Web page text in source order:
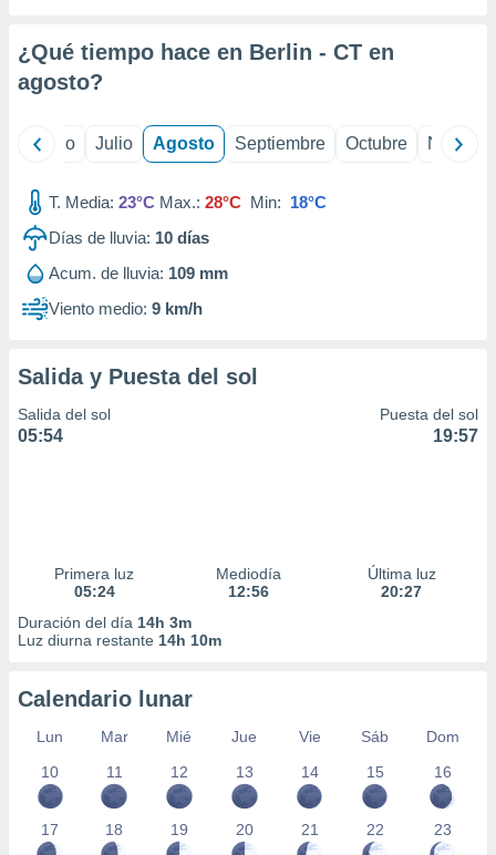
e
de
¿Qué tiempo hace en Berlin - CT en
agosto?
Junio Julio Agosto Septiembre Octubre
T. Media: 23°C Max.: 28°C Min: 18°C
Días de lluvia: 10 días
Acum. de lluvia: 109 mm
Viento medio: 9 km/h
Salida y Puesta del sol
Salida del sol
05:54
Puesta del sol
19:57
Primera luz
05:24
Mediodía
12:56
Última luz
20:27
Duración del día 14h 3m
Luz diurna restante 14h 10m
Calendario lunar
Lun Mar Mié Jue Vie Sáb
Dom
10
11 12 13 14 15 16
17 18 19 20 21 22 23